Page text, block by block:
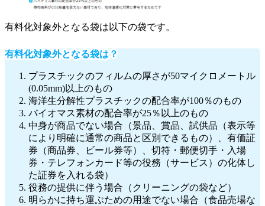
有料化対象外となる袋は以下の袋です。
有料化対象外となる袋は？
プラスチックのフィルムの厚さが50マイクロメートル
(0.05mm)以上のもの
海洋生分解性プラスチックの配合率が100％のもの
バイオマス素材の配合率が25％以上のもの
中身が商品でない場合（景品、賞品、試供品（表示等
により明確に通常の商品と区別できるもの）、有価証
券（商品券、ビール券等）、切符・郵便切手・入場
券・テレフォンカード等の役務（サービス）の化体し
た証券を入れる袋）
役務の提供に伴う場合（クリーニングの袋など）
明らかに持ち運ぶための用途でない場合（食品売場な